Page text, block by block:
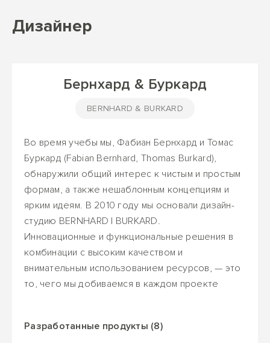
Дизайнер
Бернхард & Буркард
BERNHARD & BURKARD
Во время учебы мы, Фабиан Бернхард и Томас
Буркард (Fabian Bernhard, Thomas Burkard),
обнаружили общий интерес к чистым и простым
формам, а также нешаблонным концепциям и
ярким идеям. В 2010 году мы основали дизайн-
студию BERNHARD I BURKARD.
Инновационные и функциональные решения в
комбинации с высоким качеством и
внимательным использованием ресурсов, — это
то, чего мы добиваемся в каждом проекте
Разработанные продукты (8)